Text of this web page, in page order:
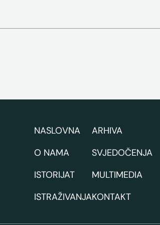
NASLOVNA
O NAMA
ISTORIJAT
ISTRAŽIVANJA
ARHIVA
SVJEDOČENJA
MULTIMEDIA
KONTAKT